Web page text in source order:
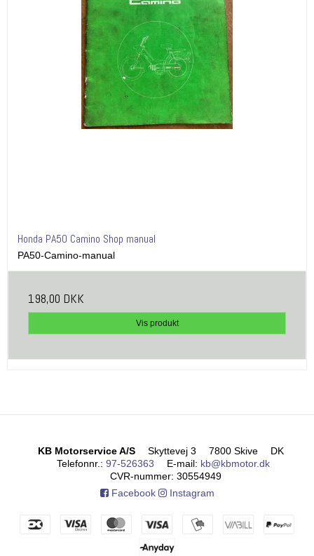
Honda PA50 Camino Shop manual
PA50-Camino-manual
198,00 DKK
Vis produkt
KB Motorservice A/S Skyttevej 3 7800 Skive
DK
Telefonnr. : 97-526363 E-mail: kb@kbmotor.dk
CVR-nummer: 30554949
Facebook
Instagram